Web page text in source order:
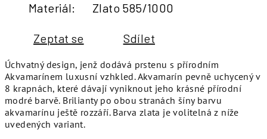
Úchvatný design, jenž dodává prstenu s přírodním
Akvamarínem luxusní vzhkled. Akvamarín pevně uchycený v
8 krapnách, které dávají vyniknout jeho krásné přírodní
modré barvě. Brilianty po obou stranách šíny barvu
akvamarínu ještě rozzáří. Barva zlata je volitelná z níže
uvedených variant.
Materiál: Zlato 585/1000
Zeptat se Sdílet